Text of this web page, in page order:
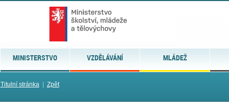
MINISTERSTVO VZDĚLÁVÁNÍ MLÁDEŽ
Titulní stránka| Zpět